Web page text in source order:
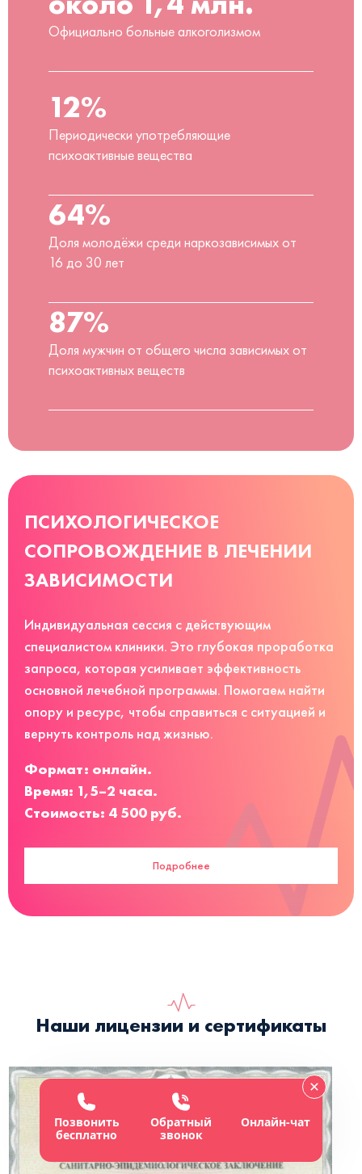
Официально больные алкоголизмом
12%
Периодически употребляющие
психоактивные вещества
64%
Доля молодёжи среди наркозависимых от
16 до 30 лет
87%
Доля мужчин от общего числа зависимых от
психоактивных веществ
ПСИХОЛОГИЧЕСКОЕ
СОПРОВОЖДЕНИЕ В ЛЕЧЕНИИ
ЗАВИСИМОСТИ
Индивидуальная сессия с действующим
специалистом клиники. Это глубокая проработка
запроса, которая усиливает эффективность
основной лечебной программы. Помогаем найти
опору и ресурс, чтобы справиться с ситуацией и
вернуть контроль над жизнью.
Формат: онлайн.
Время: 1,5–2 часа.
Стоимость: 4 500 руб.
Подробнее
Наши лицензии и сертификаты
Позвонить
бесплатно
Обратный
звонок
Онлайн-чат